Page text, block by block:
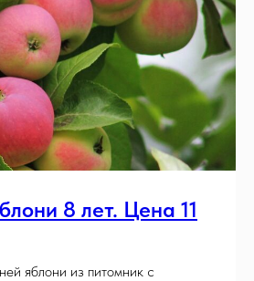
8 лет. Цена 11
яблони из питомник с